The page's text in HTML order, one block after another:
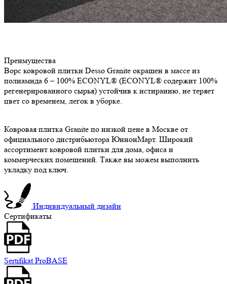
Преимущества
Ворс ковровой плитки Desso Granite окрашен в массе из
полиамида 6 – 100% ECONYL® (ECONYL® содержит 100%
регенерированного сырья) устойчив к истиранию, не теряет
цвет со временем, легок в уборке.
Ковровая плитка Granite по низкой цене в Москве от
официального дистрибьютора ЮнионМарт. Широкий
ассортимент ковровой плитки для дома, офиса и
коммерческих помещений. Также вы можем выполнить
укладку под ключ.
Индивидуальный дизайн
Сертификаты
Sertifikat ProBASE